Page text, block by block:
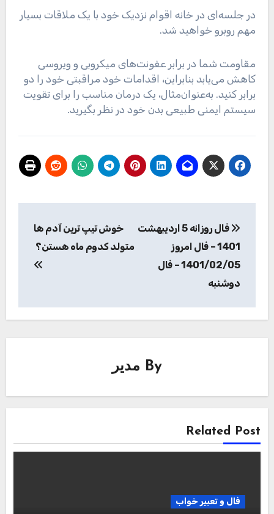
در جلسه‌ای در خانه اقوام نزدیک خود با یک ملاقات بسیار
مهم روبرو خواهید شد.
مقاومت شما در برابر عفونت‌های میکروبی و ویروسی
کاهش می‌یابد بنابراین، اقدامات خود مراقبتی خود را دو
برابر کنید. به‌عنوان‌مثال، یک درمان مناسب را برای تقویت
سیستم ایمنی طبیعی بدن خود در نظر بگیرید.
نوشته
فال روزانه 5 اردیبهشت
1401 – فال امروز
1401/02/05 – فال
دوشنبه
خوش تیپ ترین آدم ها
متولد کدوم ماه هستن؟
By مدیر
Related Post
فال و تعبیر خواب